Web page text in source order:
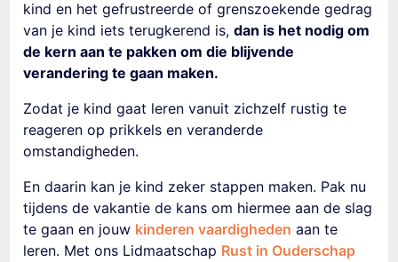
kind en het gefrustreerde of grenszoekende gedrag
van je kind iets terugkerend is,dan is het nodig om
de kern aan te pakken om die blijvende
verandering te gaan maken.
Zodat je kind gaat leren vanuit zichzelf rustig te
reageren op prikkels en veranderde
omstandigheden.
En daarin kan je kind zeker stappen maken. Pak nu
tijdens de vakantie de kans om hiermee aan de slag
te gaan en jouw kinderen vaardigheden aan te
leren. Met ons Lidmaatschap Rust in Ouderschap